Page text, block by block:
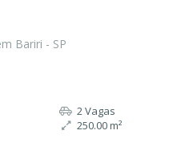
Bariri - SP
2 Vagas
250.00 m²